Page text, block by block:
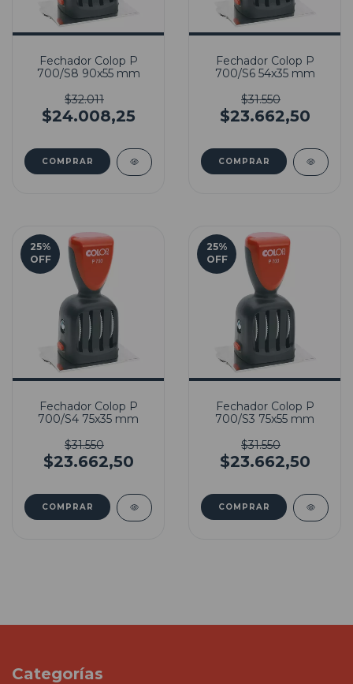
Fechador Colop P
700/S8 90x55 mm
$32.011
$24.008,25
Fechador Colop P
700/S6 54x35 mm
$31.550
$23.662,50
25%
OFF
Fechador Colop P
700/S4 75x35 mm
$31.550
$23.662,50
25%
OFF
Fechador Colop P
700/S3 75x55 mm
$31.550
$23.662,50
Categorías